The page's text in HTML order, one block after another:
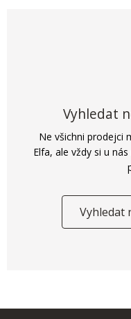
Vyhledat
Ne všichni prodejci
Elfa, ale vždy si u
Vyhledat